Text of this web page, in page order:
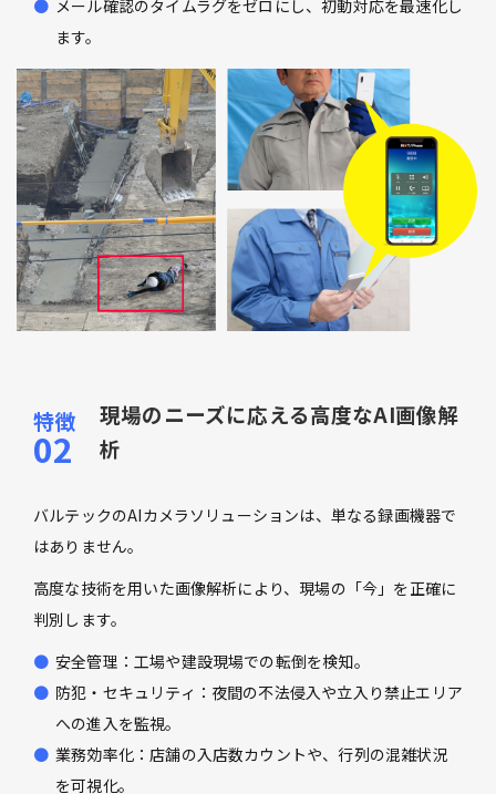
メール確認のタイムラグをゼロにし、初動対応を最速化し
ます。
現場のニーズに応える高度なAI画像解
析
バルテックのAIカメラソリューションは、単なる録画機器で
はありません。
高度な技術を用いた画像解析により、現場の「今」を正確に
判別します。
安全管理：工場や建設現場での転倒を検知。
防犯・セキュリティ：夜間の不法侵入や立入り禁止エリア
への進入を監視。
業務効率化：店舗の入店数カウントや、行列の混雑状況
を可視化。